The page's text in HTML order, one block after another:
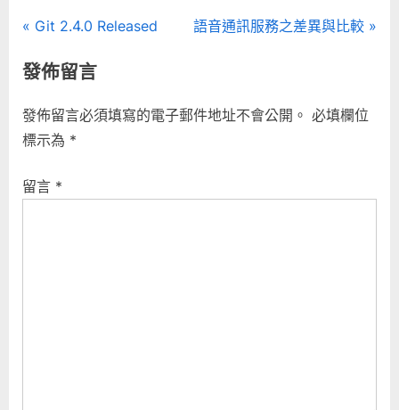
文
章
導
覽
P
e
i
o
s
Git 2.4.0 Released
N
P
t
語音通訊服務之差異與比較
發佈留言
發佈留言必須填寫的電子郵件地址不會公開。 必填欄位
標示為 *
留言 *